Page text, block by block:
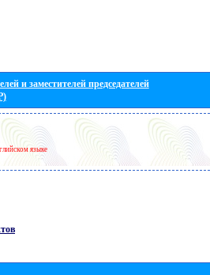
и заместителей председателей
языке